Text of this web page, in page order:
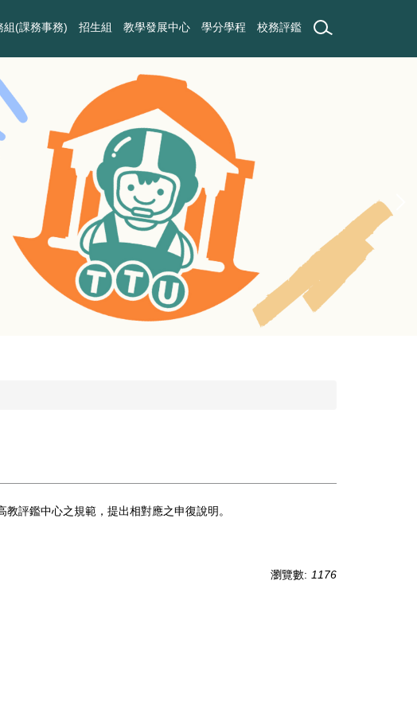
組(課務事務) 招生組 教學發展中心 學分學程 校務評鑑
評鑑中心之規範，提出相對應之申復說明。
瀏覽數: 1176